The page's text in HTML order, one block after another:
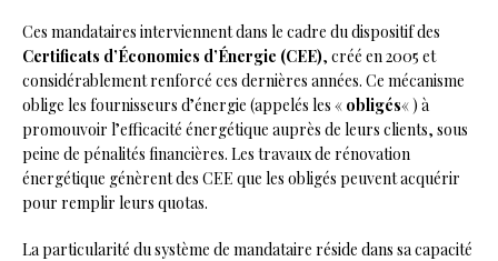
Ces mandataires interviennent dans le cadre du dispositif des
Certificats d’Économies d’Énergie (CEE), créé en 2005 et
considérablement renforcé ces dernières années. Ce mécanisme
oblige les fournisseurs d’énergie (appelés les « obligés« ) à
promouvoir l’efficacité énergétique auprès de leurs clients, sous
peine de pénalités financières. Les travaux de rénovation
énergétique génèrent des CEE que les obligés peuvent acquérir
pour remplir leurs quotas.
La particularité du système de mandataire réside dans sa capacité